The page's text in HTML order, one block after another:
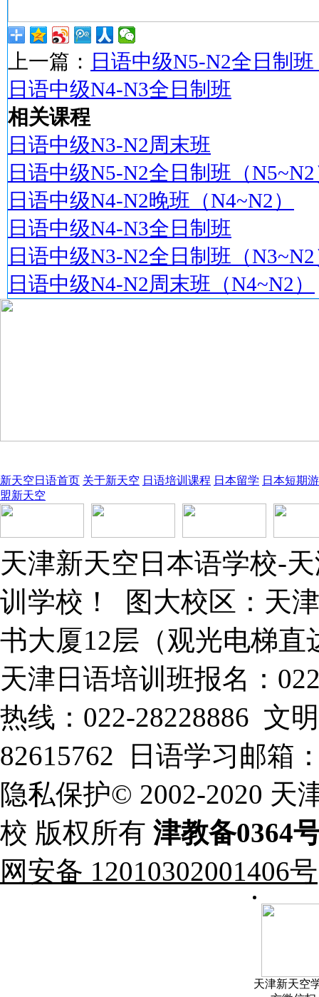
上一篇： 日语中级N5-N2全日制
日语中级N4-N3全日制班
相关课程
日语中级N3-N2周末班
日语中级N5-N2全日制班（
日语中级N4-N2晚班（N4~N2）
日语中级N4-N3全日制班
日语中级N3-N2全日制班（
日语中级N4-N2周末班（N4~N2）
新天空日语首页 关于新天空 日语培训课程 日本留学 日本短期
盟新天空
天津新天空日本语学校-
训学校！ 图大校区：天
书大厦12层（观光电梯直
天津日语培训班报名：
热线：022-28228886 文
82615762 日语学习邮箱
隐私保护© 2002-2020 天
校 版权所有 津教备0364
网安备 12010302001406号
天津新天空